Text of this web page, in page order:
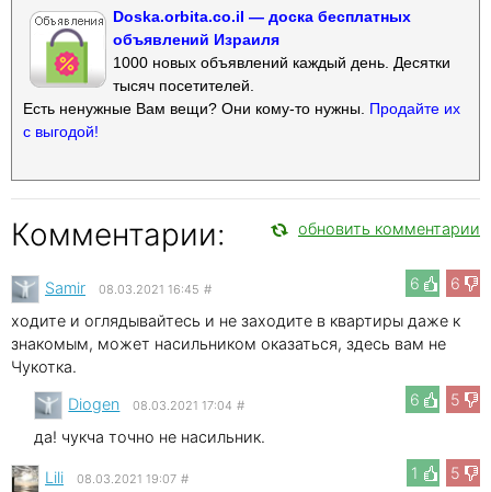
Doska.orbita.co.il — доска бесплатных
объявлений Израиля
1000 новых объявлений каждый день. Десятки
тысяч посетителей.
Есть ненужные Вам вещи? Они кому-то нужны. Продайте их
с выгодой!
Комментарии: обновить комментарии
6 6
Samir 08.03.2021 16:45 #
ходите и оглядывайтесь и не заходите в квартиры даже к
знакомым, может насильником оказаться, здесь вам не
Чукотка.
6
5
Diogen 08.03.2021 17:04 #
да! чукча точно не насильник.
1
5
Lili 08.03.2021 19:07 #